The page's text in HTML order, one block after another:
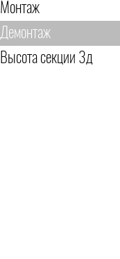
Монтаж
Демонтаж
Высота секции 3д